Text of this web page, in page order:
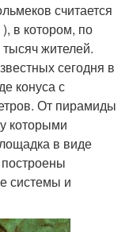
считается
в котором, по
жителей.
сегодня в
конуса с
От пирамиды
которыми
в виде
системы и